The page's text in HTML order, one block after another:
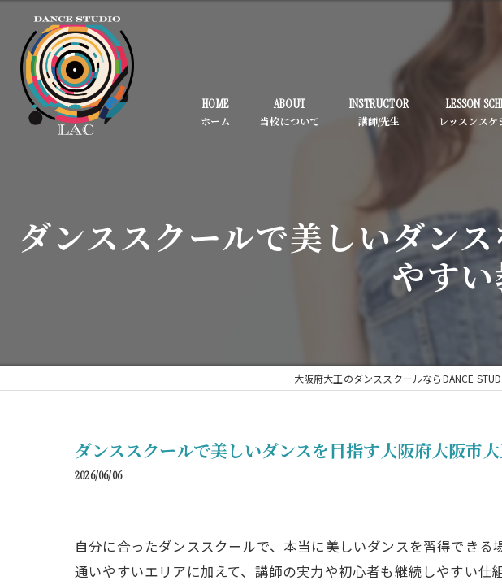
HOME ABOUT INSTRUCTOR LESSON
ダンススクールで美しいダン
やす
大阪府大正のダンススクールならDANCE
ダンススクールで美しいダンスを目指す大阪府大阪市
2026/06/06
自分に合ったダンススクールで、本当に美しいダンスを習得でき
通いやすいエリアに加えて、講師の実力や初心者も継続しやすい